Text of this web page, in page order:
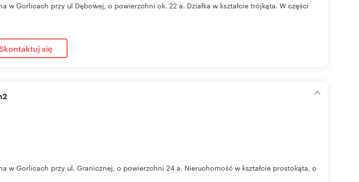
w Gorlicach przy ul Dębowej, o powierzchni ok. 22 a. Działka w kształcie trójkąta. W części
się
w Gorlicach przy ul. Granicznej, o powierzchni 24 a. Nieruchomość w kształcie prostokąta, o